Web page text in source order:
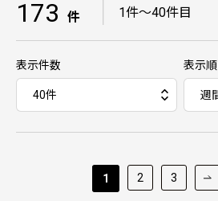
173 件 1件～40件目
表示件数 表示順
1 2 3